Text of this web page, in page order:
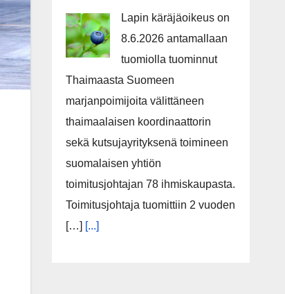
Lapin käräjäoikeus on
8.6.2026 antamallaan
tuomiolla tuominnut
Thaimaasta Suomeen
marjanpoimijoita välittäneen
thaimaalaisen koordinaattorin
sekä kutsujayrityksenä toimineen
suomalaisen yhtiön
toimitusjohtajan 78 ihmiskaupasta.
Toimitusjohtaja tuomittiin 2 vuoden
[…] [...]